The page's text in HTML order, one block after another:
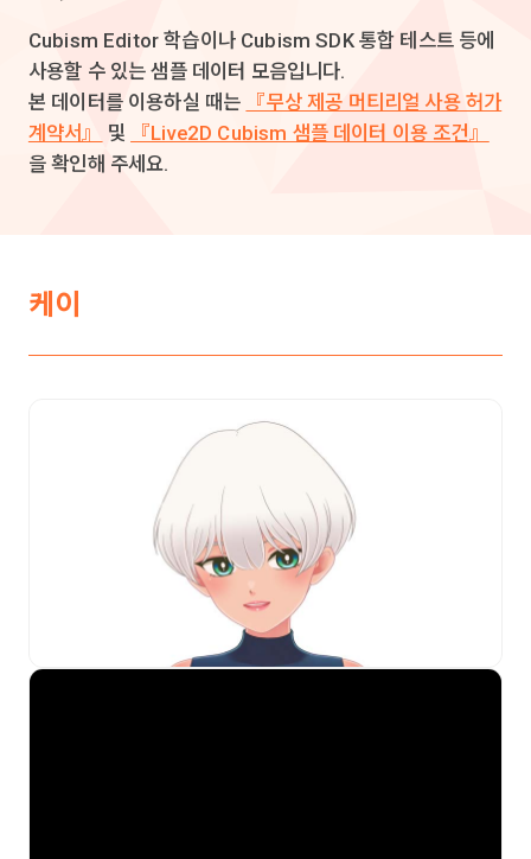
Cubism Editor 학습이나 Cubism SDK 통합 테스트 등에
사용할 수 있는 샘플 데이터 모음입니다.
본 데이터를 이용하실 때는
『무상 제공 머티리얼 사용 허가
계약서』
및
『Live2D Cubism 샘플 데이터 이용 조건』
을 확인해 주세요.
케이